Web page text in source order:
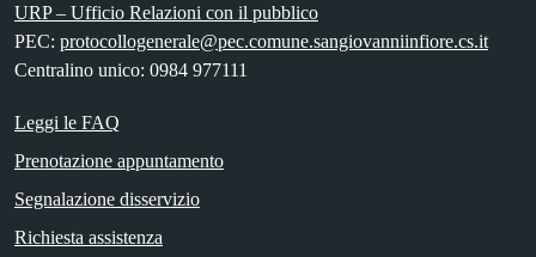
URP – Ufficio Relazioni con il pubblico
PEC: protocollogenerale@pec.comune.sangiovanniinfiore.cs.it
Centralino unico: 0984 977111
Leggi le FAQ
Prenotazione appuntamento
Segnalazione disservizio
Richiesta assistenza